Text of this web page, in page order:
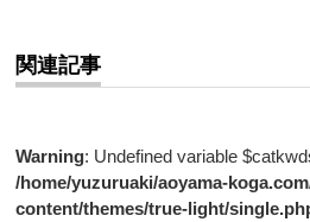
関連記事
Warning: Undefined variable
/home/yuzuruaki/aoyama-
content/themes/true-light/